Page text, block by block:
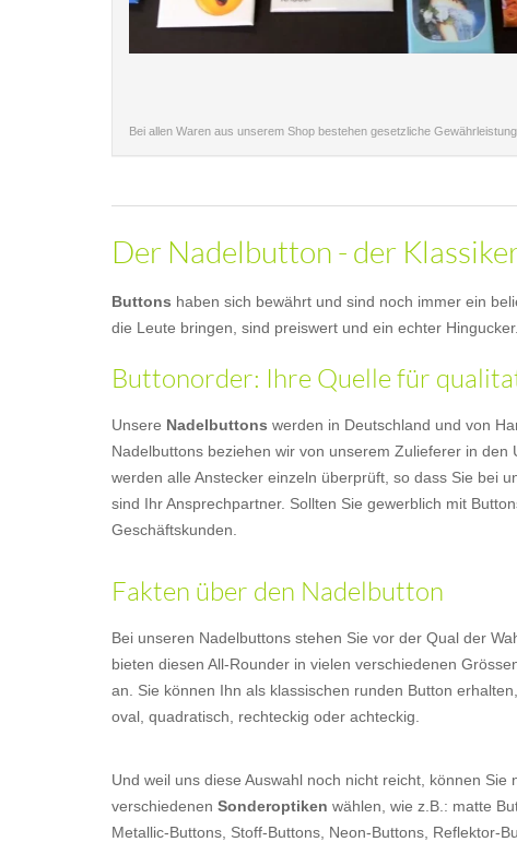
Bei allen Waren aus unserem Shop bestehen gesetzliche
Der Nadelbutton - der
Buttons haben sich bewährt und sind noch immer ein
die Leute bringen, sind preiswert und ein echter Hingucker.
Buttonorder: Ihre Quelle für
Unsere Nadelbuttons werden in Deutschland und von
Nadelbuttons beziehen wir von unserem Zulieferer in
werden alle Anstecker einzeln überprüft, so dass Sie bei
sind Ihr Ansprechpartner. Sollten Sie gewerblich mit
Geschäftskunden.
Fakten über den Nadelbutton
Bei unseren Nadelbuttons stehen Sie vor der Qual der
bieten diesen All-Rounder in vielen verschiedenen
an. Sie können Ihn als klassischen runden Button
oval, quadratisch, rechteckig oder achteckig.
Und weil uns diese Auswahl noch nicht reicht, können Sie
verschiedenen Sonderoptiken wählen, wie z.B.: matte
Metallic-Buttons, Stoff-Buttons, Neon-Buttons, Reflektor-